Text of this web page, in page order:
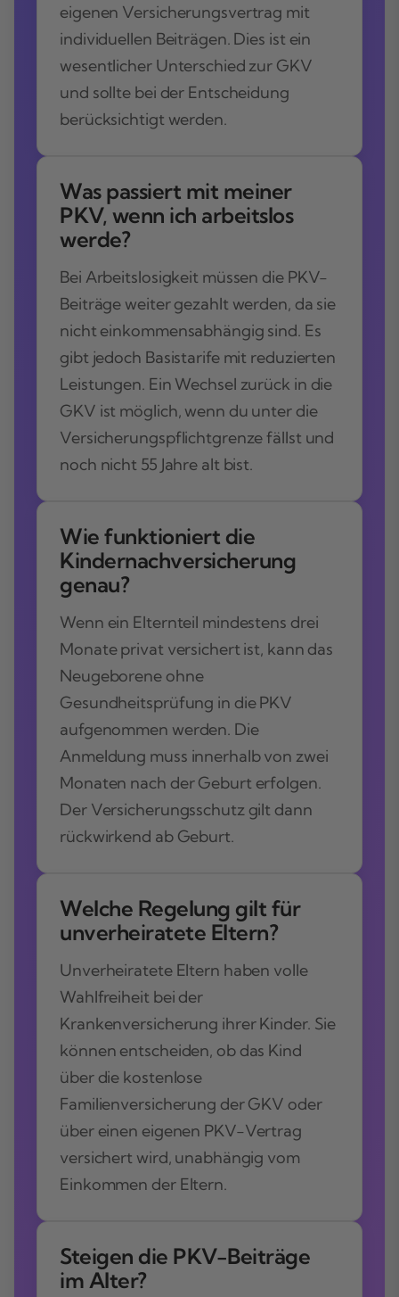
eigenen Versicherungsvertrag mit
individuellen Beiträgen. Dies ist ein
wesentlicher Unterschied zur GKV
und sollte bei der Entscheidung
berücksichtigt werden.
Was passiert mit meiner
PKV, wenn ich arbeitslos
werde?
Bei Arbeitslosigkeit müssen die PKV-
Beiträge weiter gezahlt werden, da sie
nicht einkommensabhängig sind. Es
gibt jedoch Basistarife mit reduzierten
Leistungen. Ein Wechsel zurück in die
GKV ist möglich, wenn du unter die
Versicherungspflichtgrenze fällst und
noch nicht 55 Jahre alt bist.
Wie funktioniert die
Kindernachversicherung
genau?
Wenn ein Elternteil mindestens drei
Monate privat versichert ist, kann das
Neugeborene ohne
Gesundheitsprüfung in die PKV
aufgenommen werden. Die
Anmeldung muss innerhalb von zwei
Monaten nach der Geburt erfolgen.
Der Versicherungsschutz gilt dann
rückwirkend ab Geburt.
Welche Regelung gilt für
unverheiratete Eltern?
Unverheiratete Eltern haben volle
Wahlfreiheit bei der
Krankenversicherung ihrer Kinder. Sie
können entscheiden, ob das Kind
über die kostenlose
Familienversicherung der GKV oder
über einen eigenen PKV-Vertrag
versichert wird, unabhängig vom
Einkommen der Eltern.
Steigen die PKV-Beiträge
im Alter?